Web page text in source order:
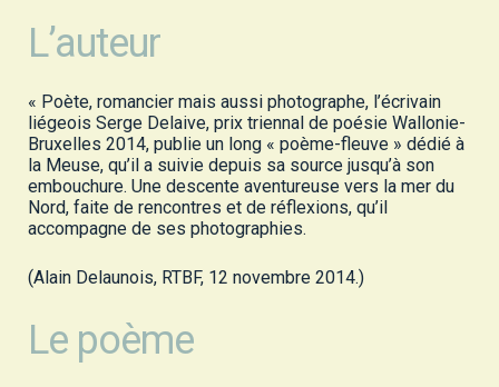
L’auteur
« Poète, romancier mais aussi photographe, l’écrivain
liégeois Serge Delaive, prix triennal de poésie Wallonie-
Bruxelles 2014, publie un long « poème-fleuve » dédié à
la Meuse, qu’il a suivie depuis sa source jusqu’à son
embouchure. Une descente aventureuse vers la mer du
Nord, faite de rencontres et de réflexions, qu’il
accompagne de ses photographies.
(Alain Delaunois, RTBF, 12 novembre 2014.)
Le poème